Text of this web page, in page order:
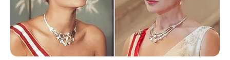
COMPARTIR
UNIRSE AL CANAL DE WHATSAPP